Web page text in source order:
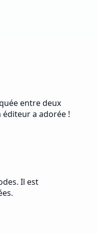
entre deux
a adorée !
Il est